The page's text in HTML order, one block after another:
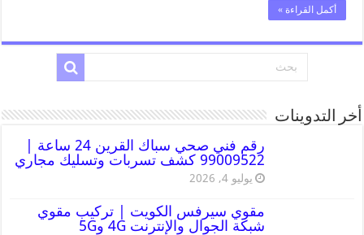
أكمل القراءة »
أخر التدوينات
رقم فني صحي سباك القرين 24 ساعة |
99009522 كشف تسربات وتسليك مجاري
يوليو 4, 2026
مقوي سيرفس الكويت | تركيب مقوي
شبكة الجوال والإنترنت 4G و5G